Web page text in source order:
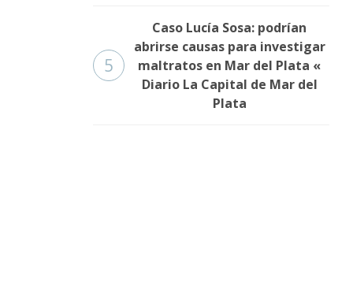
5
Caso Lucía Sosa: podrían
abrirse causas para investigar
maltratos en Mar del Plata «
Diario La Capital de Mar del
Plata